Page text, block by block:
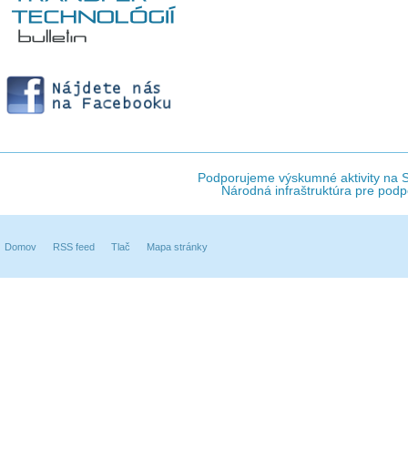
Podporujeme výskumné aktivity na
Národná infraštruktúra pre
Domov RSS feed Tlač Mapa stránky